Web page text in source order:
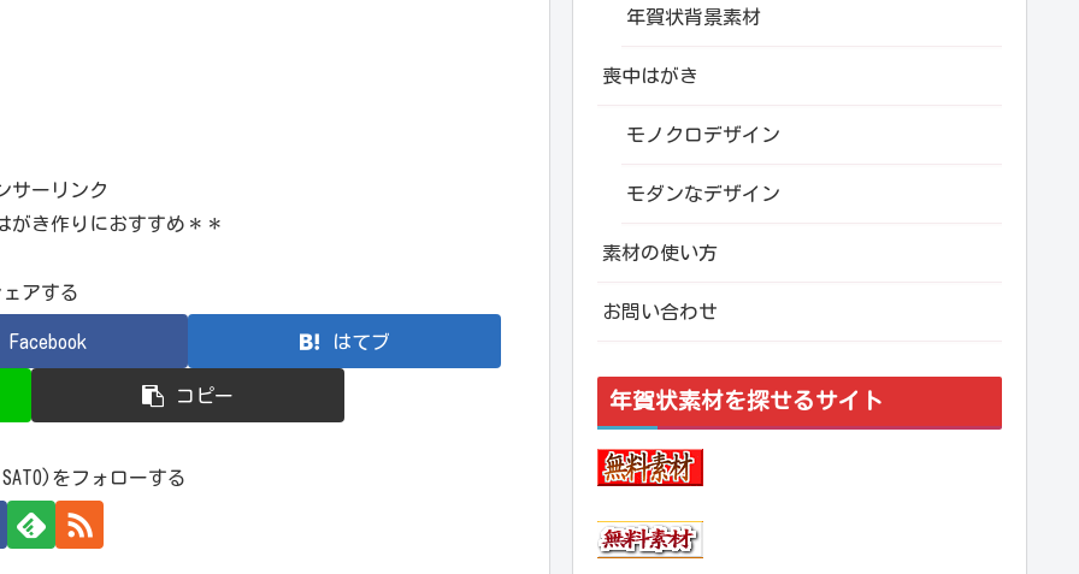
サーリンク
き作りにおすすめ＊＊
アする
Facebook はてブ
コピー
をフォローする
年賀状背景素材
喪中はがき
モノクロデザイン
モダンなデザイン
素材の使い方
お問い合わせ
年賀状素材を探せるサイト